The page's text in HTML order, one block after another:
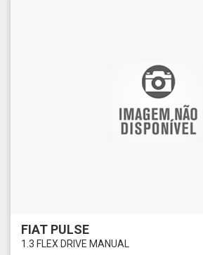
FIAT PULSE
1.3 FLEX DRIVE MANUAL